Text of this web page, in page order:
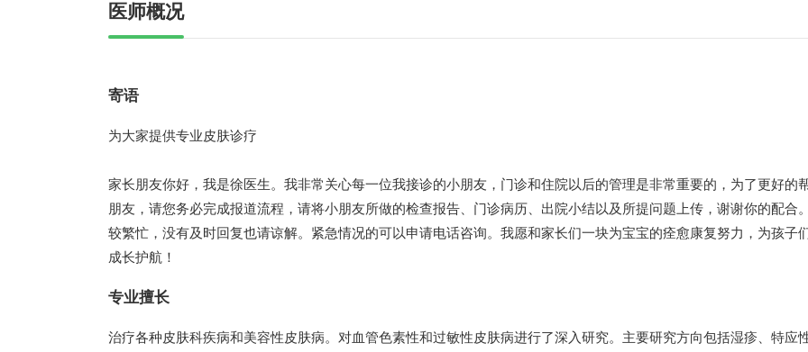
医师概况
寄语
为大家提供专业皮肤诊疗
家长朋友你好，我是徐医生。我非常关心每一位我接诊的小朋友，门诊和住院以后的管理是非常重要的，为了更好的
朋友，请您务必完成报道流程，请将小朋友所做的检查报告、门诊病历、出院小结以及所提问题上传，谢谢你的配合
较繁忙，没有及时回复也请谅解。紧急情况的可以申请电话咨询。我愿和家长们一块为宝宝的痊愈康复努力，为孩子
成长护航！
专业擅长
治疗各种皮肤科疾病和美容性皮肤病。对血管色素性和过敏性皮肤病进行了深入研究。主要研究方向包括湿疹、特应